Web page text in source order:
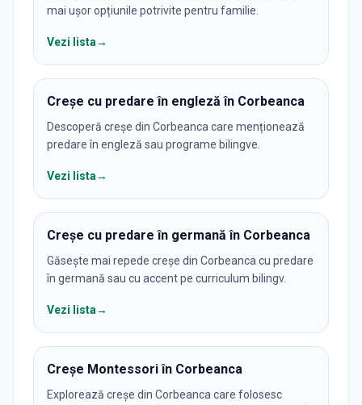
mai ușor opțiunile potrivite pentru familie.
Vezi lista→
Creșe cu predare în engleză în Corbeanca
Descoperă creșe din Corbeanca care menționează
predare în engleză sau programe bilingve.
Vezi lista→
Creșe cu predare în germană în Corbeanca
Găsește mai repede creșe din Corbeanca cu predare
în germană sau cu accent pe curriculum bilingv.
Vezi lista→
Creșe Montessori în Corbeanca
Explorează creșe din Corbeanca care folosesc